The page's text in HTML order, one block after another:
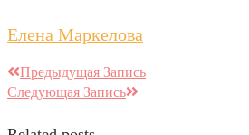
Елена Маркелова
Предыдущая Запись
Следующая Запись